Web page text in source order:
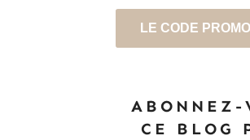
LE CODE PROMO
ABONNEZ-
CE BLOG